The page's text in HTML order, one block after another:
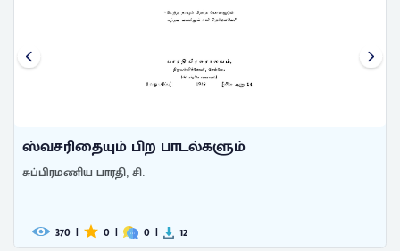
ஸ்வசரிதையும் பிற பாடல்களும்
சுப்பிரமணிய பாரதி, சி.
370 | 0 | 0 | 12